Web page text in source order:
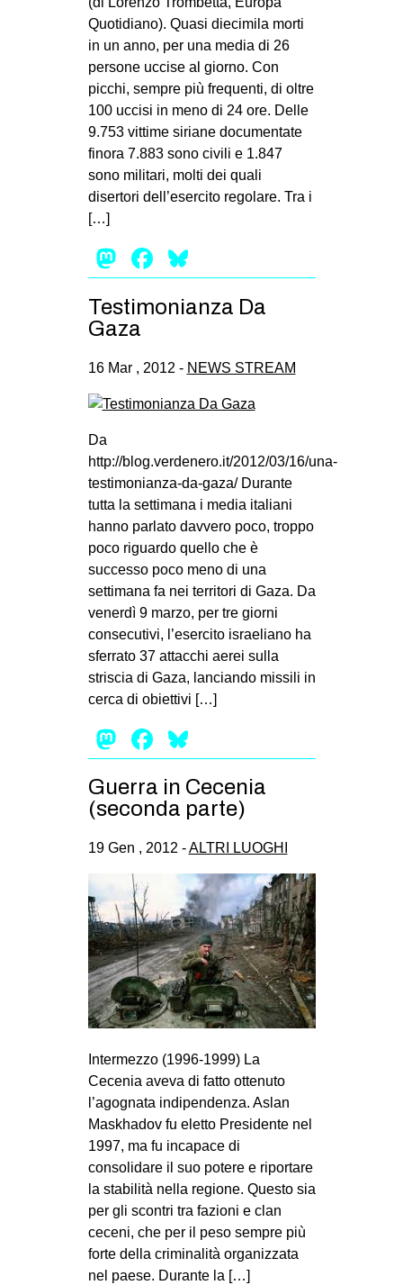
Quotidiano). Quasi diecimila morti
in un anno, per una media di 26
persone uccise al giorno. Con
picchi, sempre più frequenti, di oltre
100 uccisi in meno di 24 ore. Delle
9.753 vittime siriane documentate
finora 7.883 sono civili e 1.847
sono militari, molti dei quali
disertori dell’esercito regolare. Tra i
[…]
Mastodon
Facebook
Testimonianza Da
Gaza
16 Mar , 2012 - NEWS STREAM
Da
http://blog.verdenero.it/2012/03/16/una-
testimonianza-da-gaza/ Durante
tutta la settimana i media italiani
hanno parlato davvero poco, troppo
poco riguardo quello che è
successo poco meno di una
settimana fa nei territori di Gaza. Da
venerdì 9 marzo, per tre giorni
consecutivi, l’esercito israeliano ha
sferrato 37 attacchi aerei sulla
striscia di Gaza, lanciando missili in
cerca di obiettivi […]
Mastodon
Facebook
Guerra in Cecenia
(seconda parte)
19 Gen , 2012 -ALTRI LUOGHI
Intermezzo (1996-1999) La
Cecenia aveva di fatto ottenuto
l’agognata indipendenza. Aslan
Maskhadov fu eletto Presidente nel
1997, ma fu incapace di
consolidare il suo potere e riportare
la stabilità nella regione. Questo sia
per gli scontri tra fazioni e clan
ceceni, che per il peso sempre più
forte della criminalità organizzata
nel paese. Durante la […]